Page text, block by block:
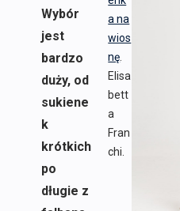
a na
wios
nę
Elisa
bett
a
Fran
chi.
Wybór
jest
bardzo
duży, od
sukiene
k
krótkich
po
długie z